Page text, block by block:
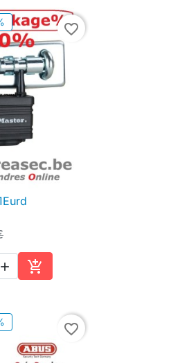
favorite_border
rapide
 
Ajouter au panier
favorite_border